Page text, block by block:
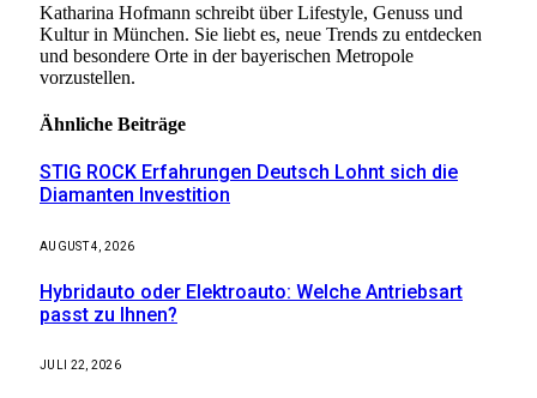
Katharina Hofmann schreibt über Lifestyle, Genuss und
Kultur in München. Sie liebt es, neue Trends zu entdecken
und besondere Orte in der bayerischen Metropole
vorzustellen.
Ähnliche Beiträge
STIG ROCK Erfahrungen Deutsch Lohnt sich die
Diamanten Investition
AUGUST 4, 2026
Hybridauto oder Elektroauto: Welche Antriebsart
passt zu Ihnen?
JULI 22, 2026